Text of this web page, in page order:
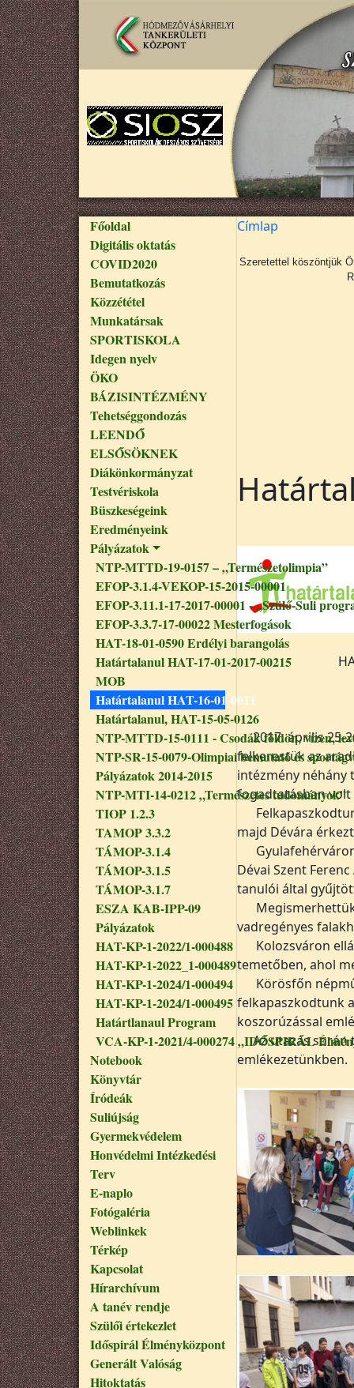
Ugrás a tartalomra
Fő navigáció
Főoldal
Digitális oktatás
COVID2020
Bemutatkozás
Közzététel
Munkatársak
SPORTISKOLA
Idegen nyelv
ÖKO
BÁZISINTÉZMÉNY
Tehetséggondozás
LEENDŐ
ELSŐSÖKNEK
Diákönkormányzat
Testvériskola
Büszkeségeink
Eredményeink
Pályázatok
NTP-MTTD-19-0157 – „Természetolimpia”
EFOP-3.1.4-VEKOP-15-2015-00001
EFOP-3.11.1-17-2017-00001 - „Szülő-Suli
EFOP-3.3.7-17-00022 Mesterfogások
HAT-18-01-0590 Erdélyi barangolás
Határtalanul HAT-17-01-2017-00215
MOB
Határtalanul HAT-16-01-0011
Határtalanul, HAT-15-05-0126
NTP-MTTD-15-0111 - Csodák földön, vízen,
NTP-SR-15-0079-Olimpiai bemutató és
Pályázatok 2014-2015
NTP-MTI-14-0212 „Természetes tudományok”
TIOP 1.2.3
TAMOP 3.3.2
TÁMOP-3.1.4
TÁMOP-3.1.5
TÁMOP-3.1.7
ESZA KAB-IPP-09
Pályázatok
HAT-KP-1-2022/1-000488
HAT-KP-1-2022_1-000489
HAT-KP-1-2024/1-000494
HAT-KP-1-2024/1-000495
Határtlanaul Program
VCA-KP-1-2021/4-000274 „IDŐSPIRÁL
Notebook
Könyvtár
Íródeák
Suliújság
Gyermekvédelem
Honvédelmi Intézkedési
Terv
E-naplo
Fotógaléria
Weblinkek
Térkép
Kapcsolat
Hírarchívum
A tanév rendje
Szülői értekezlet
Időspirál Élményközpont
Generált Valóság
Hitoktatás
Címlap
Szeretettel köszöntjük
2017. április 25-
felkerestük az
intézmény néhány
fogadtatásban volt
majd Dévára
Dévai Szent
tanulói által
vadregényes
Kolozsváron
temetőben, ahol
Körösfőn
felkapaszkodtunk
koszorúzással
Az utazás
emlékezetünkben.